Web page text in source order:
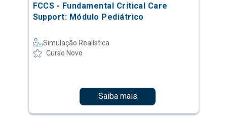
FCCS - Fundamental Critical Care
Support: Módulo Pediátrico
Simulação Realística
Curso Novo
Saiba mais